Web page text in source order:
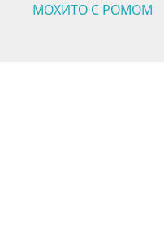
МОХИТО С РОМОМ